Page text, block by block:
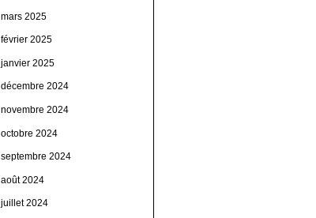
mars 2025
février 2025
janvier 2025
décembre 2024
novembre 2024
octobre 2024
septembre 2024
août 2024
juillet 2024